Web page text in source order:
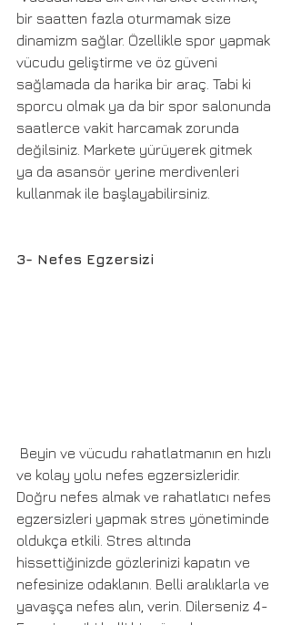
bir saatten fazla oturmamak size
dinamizm sağlar. Özellikle spor yapmak
vücudu geliştirme ve öz güveni
sağlamada da harika bir araç. Tabi ki
sporcu olmak ya da bir spor salonunda
saatlerce vakit harcamak zorunda
değilsiniz. Markete yürüyerek gitmek
ya da asansör yerine merdivenleri
kullanmak ile başlayabilirsiniz.
3- Nefes Egzersizi
ve kolay yolu nefes egzersizleridir.
Doğru nefes almak ve rahatlatıcı nefes
egzersizleri yapmak stres yönetiminde
oldukça etkili. Stres altında
hissettiğinizde gözlerinizi kapatın ve
nefesinize odaklanın. Belli aralıklarla ve
yavaşça nefes alın, verin. Dilerseniz 4-